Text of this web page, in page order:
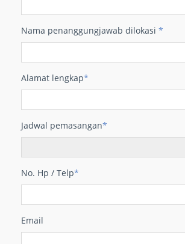
Nama penanggungjawab dilokasi *
Alamat lengkap*
Jadwal pemasangan*
No. Hp / Telp*
Email